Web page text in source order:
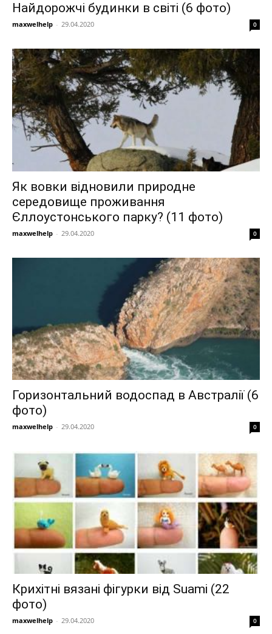
Найдорожчі будинки в світі (6 фото)
maxwelhelp - 29.04.2020 0
Як вовки відновили природне
середовище проживання
Єллоустонського парку? (11 фото)
maxwelhelp - 29.04.2020 0
Горизонтальний водоспад в Австралії (6
фото)
maxwelhelp - 29.04.2020 0
Крихітні вязані фігурки від Suami (22
фото)
maxwelhelp - 29.04.2020 0